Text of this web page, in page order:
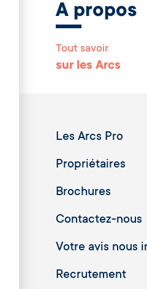
A propos
Tout savoir
sur les Arcs
Les Arcs Pro
Propriétaires
Brochures
Contactez-nous
Votre avis nous
Recrutement